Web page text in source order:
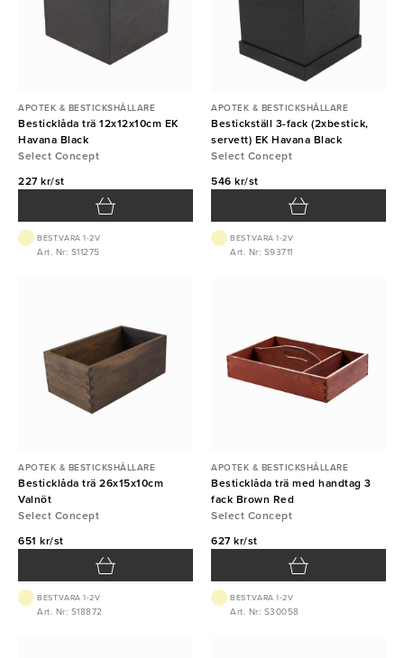
APOTEK & BESTICKSHÅLLARE
Besticklåda trä 12x12x10cm EK
Havana Black
Select Concept
227 kr/st
BEST.VARA 1-2V
Art. Nr: S11275
APOTEK & BESTICKSHÅLLARE
Bestickställ 3-fack (2xbestick,
servett) EK Havana Black
Select Concept
546 kr/st
BEST.VARA 1-2V
Art. Nr: S93711
APOTEK & BESTICKSHÅLLARE
Besticklåda trä 26x15x10cm
Valnöt
Select Concept
651 kr/st
BEST.VARA 1-2V
Art. Nr: S18872
APOTEK & BESTICKSHÅLLARE
Besticklåda trä med handtag 3
fack Brown Red
Select Concept
627 kr/st
BEST.VARA 1-2V
Art. Nr: S30058